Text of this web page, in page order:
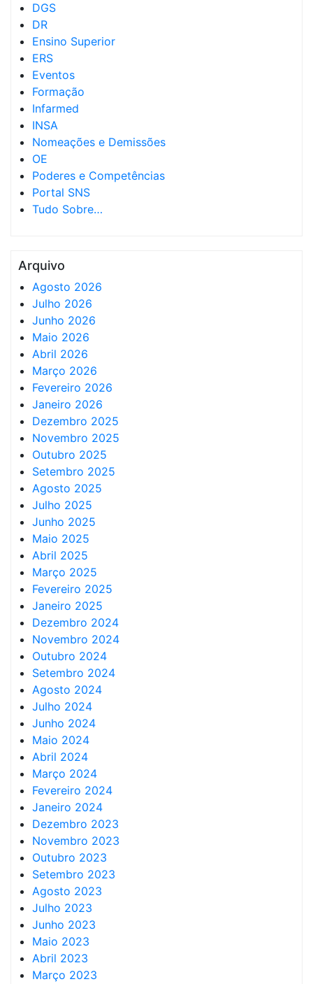
DGS
DR
Ensino Superior
ERS
Eventos
Formação
Infarmed
INSA
Nomeações e Demissões
OE
Poderes e Competências
Portal SNS
Tudo Sobre…
Arquivo
Agosto 2026
Julho 2026
Junho 2026
Maio 2026
Abril 2026
Março 2026
Fevereiro 2026
Janeiro 2026
Dezembro 2025
Novembro 2025
Outubro 2025
Setembro 2025
Agosto 2025
Julho 2025
Junho 2025
Maio 2025
Abril 2025
Março 2025
Fevereiro 2025
Janeiro 2025
Dezembro 2024
Novembro 2024
Outubro 2024
Setembro 2024
Agosto 2024
Julho 2024
Junho 2024
Maio 2024
Abril 2024
Março 2024
Fevereiro 2024
Janeiro 2024
Dezembro 2023
Novembro 2023
Outubro 2023
Setembro 2023
Agosto 2023
Julho 2023
Junho 2023
Maio 2023
Abril 2023
Março 2023